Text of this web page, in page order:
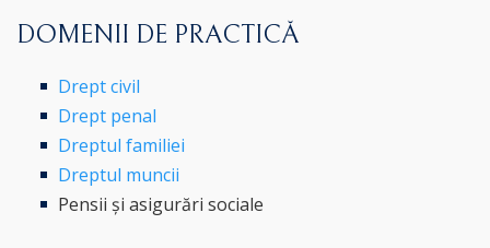
DOMENII DE PRACTICĂ
Drept civil
Drept penal
Dreptul familiei
Dreptul muncii
Pensii și asigurări sociale